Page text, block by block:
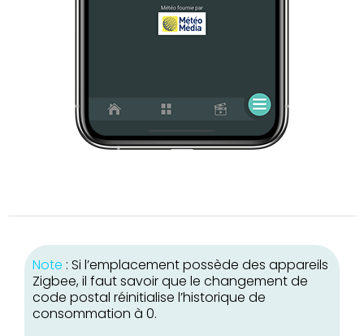
Note : Si l’emplacement possède des appareils
Zigbee, il faut savoir que le changement de
code postal réinitialise l’historique de
consommation à 0.